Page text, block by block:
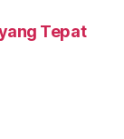
Tepat